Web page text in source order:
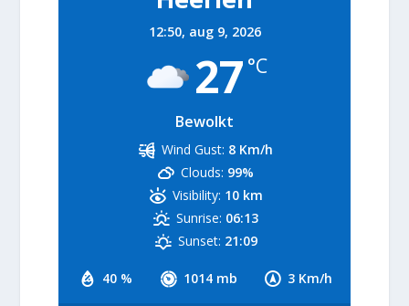
12:50, aug 9, 2026
27 °C
Bewolkt
40 % 1014 mb 3 Km/h
Wind Gust: 8 Km/h
Clouds: 99%
Visibility: 10 km
Sunrise: 06:13
Sunset: 21:09